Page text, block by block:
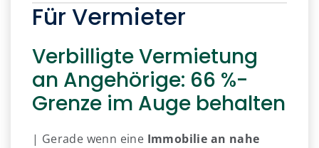
Für Vermieter
Verbilligte Vermietung
an Angehörige: 66 %-
Grenze im Auge behalten
| Gerade wenn eine Immobilie an nahe